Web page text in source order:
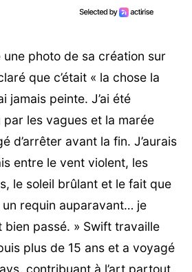
une photo de sa création sur
que c’était « la chose la
jamais peinte. J’ai été
les vagues et la marée
d’arrêter avant la fin. J’aurais
entre le vent violent, les
le soleil brûlant et le fait que
un requin auparavant… je
bien passé. » Swift travaille
plus de 15 ans et a voyagé
contribuant à l’art partout